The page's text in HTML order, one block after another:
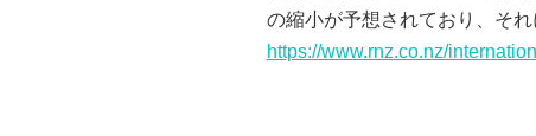
の縮小が予想されており、そ
https://www.rnz.co.nz/